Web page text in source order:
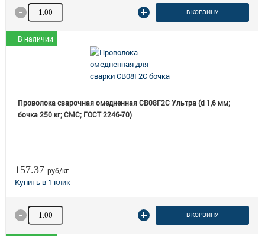
Количество товара В КОРЗИНУ
В наличии
Проволока сварочная омедненная СВ08Г2С Ультра (d 1,6 мм;
бочка 250 кг; СМС; ГОСТ 2246-70)
157.37 руб/кг
Количество товара В КОРЗИНУ